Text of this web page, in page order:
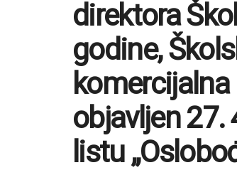
direktora
godine,
objavljen 27.
listu